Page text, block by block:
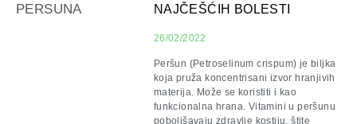
NAJČEŠĆIH BOLESTI
26/02/2022
Peršun (Petroselinum crispum) je biljka
koja pruža koncentrisani izvor hranjivih
materija. Može se koristiti i kao
funkcionalna hrana. Vitamini u peršunu
poboljšavaju zdravlje kostiju, štite